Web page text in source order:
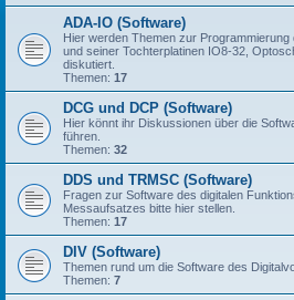
ADA-IO (Software)
Hier werden Themen zur
und seiner Tochterplatinen IO8-32,
diskutiert.
Themen: 17
DCG und DCP (Software)
Hier könnt ihr Diskussionen über die
führen.
Themen: 32
DDS und TRMSC (Software)
Fragen zur Software des digitalen
Messaufsatzes bitte hier stellen.
Themen: 17
DIV (Software)
Themen rund um die Software des
Themen: 7